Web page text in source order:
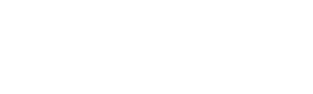
です。
ありません。
です。